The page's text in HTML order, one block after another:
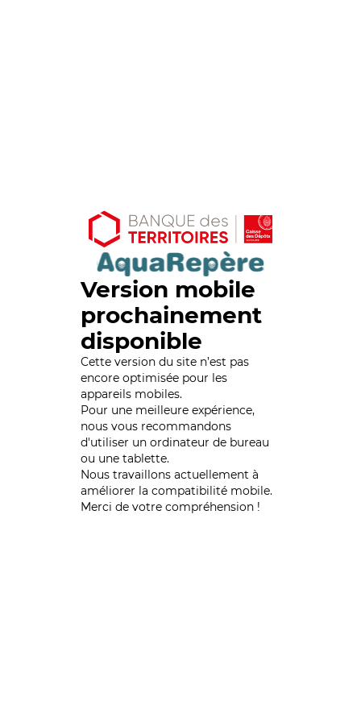
Version mobile
prochainement
disponible
Cette version du site n’est pas
encore optimisée pour les
appareils mobiles.
Pour une meilleure expérience,
nous vous recommandons
d'utiliser un ordinateur de bureau
ou une tablette.
Nous travaillons actuellement à
améliorer la compatibilité mobile.
Merci de votre compréhension !